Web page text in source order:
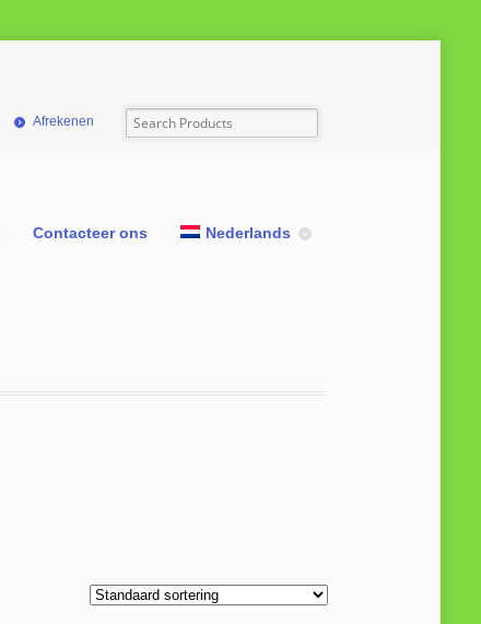
Afrekenen
Contacteer ons Nederlands